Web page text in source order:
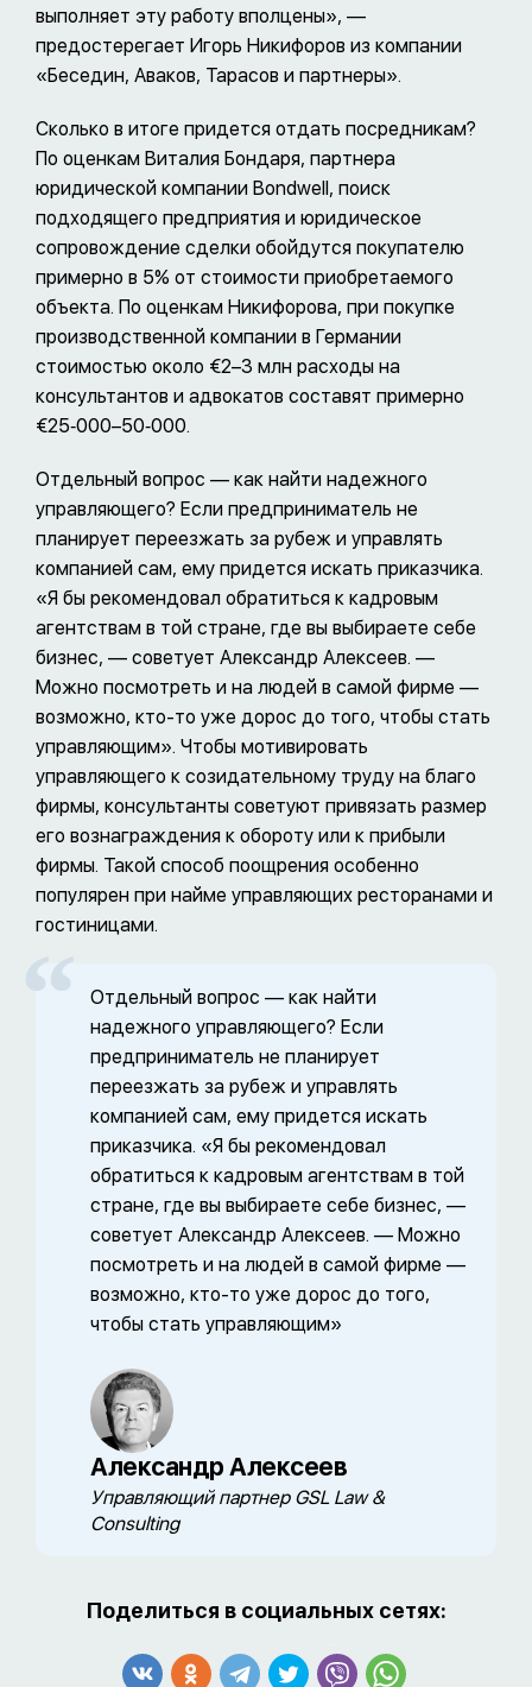
выполняет эту работу вполцены», —
предостерегает Игорь Никифоров из компании
«Беседин, Аваков, Тарасов и партнеры».
Сколько в итоге придется отдать посредникам?
По оценкам Виталия Бондаря, партнера
юридической компании Bondwell, поиск
подходящего предприятия и юридическое
сопровождение сделки обойдутся покупателю
примерно в 5% от стоимости приобретаемого
объекта. По оценкам Никифорова, при покупке
производственной компании в Германии
стоимостью около €2–3 млн расходы на
консультантов и адвокатов составят примерно
€25‑000–50‑000.
Отдельный вопрос — как найти надежного
управляющего? Если предприниматель не
планирует переезжать за рубеж и управлять
компанией сам, ему придется искать приказчика.
«Я бы рекомендовал обратиться к кадровым
агентствам в той стране, где вы выбираете себе
бизнес, — советует Александр Алексеев. —
Можно посмотреть и на людей в самой фирме —
возможно, кто-то уже дорос до того, чтобы стать
управляющим». Чтобы мотивировать
управляющего к созидательному труду на благо
фирмы, консультанты советуют привязать размер
его вознаграждения к обороту или к прибыли
фирмы. Такой способ поощрения особенно
популярен при найме управляющих ресторанами и
гостиницами.
Отдельный вопрос — как найти
надежного управляющего? Если
предприниматель не планирует
переезжать за рубеж и управлять
компанией сам, ему придется искать
приказчика. «Я бы рекомендовал
обратиться к кадровым агентствам в той
стране, где вы выбираете себе бизнес, —
советует Александр Алексеев. — Можно
посмотреть и на людей в самой фирме —
возможно, кто-то уже дорос до того,
чтобы стать управляющим»
Александр Алексеев
Управляющий партнер GSL Law &
Consulting
Поделиться в социальных сетях: